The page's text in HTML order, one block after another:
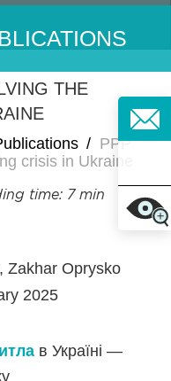
THE
/ PPP
crisis in Ukraine
time: 7 min
Zakhar Oprysko
2025
в Україні —